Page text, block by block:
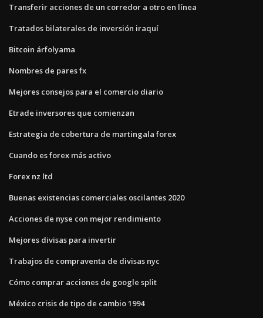
Transferir acciones de un corredor a otro en línea
Tratados bilaterales de inversión iraquí
Bitcoin árfolyama
Nombres de pares fx
Mejores consejos para el comercio diario
Etrade inversores que comienzan
Estrategia de cobertura de martingala forex
Cuando es forex más activo
Forex nz ltd
Buenas existencias comerciales oscilantes 2020
Acciones de nyse con mejor rendimiento
Mejores divisas para invertir
Trabajos de compraventa de divisas nyc
Cómo comprar acciones de google split
México crisis de tipo de cambio 1994